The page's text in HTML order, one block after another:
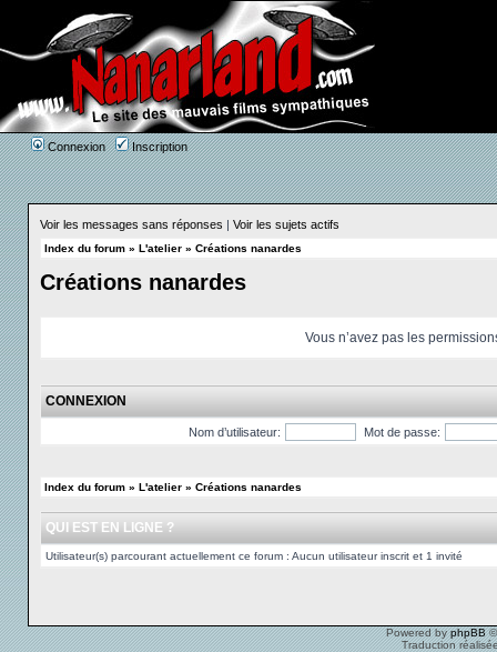
Connexion Inscription
Voir les messages sans réponses | Voir les sujets actifs
Index du forum » L'atelier » Créations nanardes
Créations nanardes
Vous n’avez pas les
CONNEXION
Nom d’utilisateur: Mot de passe:
Index du forum » L'atelier » Créations nanardes
QUI EST EN LIGNE ?
Utilisateur(s) parcourant actuellement ce forum : Aucun utilisateur inscrit et 1 invité
Powered byphpBB©
Traduction